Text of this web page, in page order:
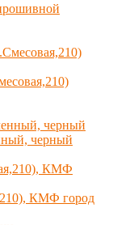
черный
КМФ город